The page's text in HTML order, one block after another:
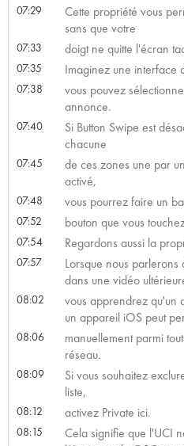
07:29
Cette propriété vous
sans que votre
07:33 doigt ne quitte l'écran
07:35 Imaginez une interface
07:38
vous pouvez
annonce.
07:40
Si Button Swipe est
chacune
07:45
de ces zones une par
activé,
07:48 vous pourrez faire un
07:52 bouton que vous
07:54 Regardons aussi la
07:57
Lorsque nous
dans une vidéo
08:02
vous apprendrez qu'un
un appareil iOS peut
08:06
manuellement parmi
réseau.
08:09
Si vous souhaitez
liste,
08:12 activez Private ici.
08:15
Cela signifie que l'UCI